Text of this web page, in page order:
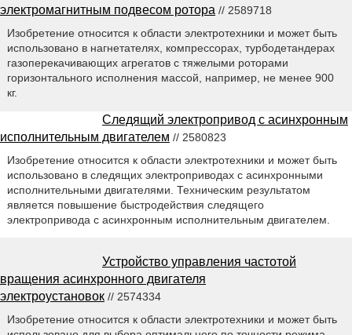
электромагнитным подвесом ротора // 2589718
Изобретение относится к области электротехники и может быть
использовано в нагнетателях, компрессорах, турбодетандерах
газоперекачивающих агрегатов с тяжелыми роторами
горизонтального исполнения массой, например, не менее 900
кг.
Следящий электропривод с асинхронным
исполнительным двигателем // 2580823
Изобретение относится к области электротехники и может быть
использовано в следящих электроприводах с асинхронными
исполнительными двигателями. Техническим результатом
является повышение быстродействия следящего
электропривода с асинхронным исполнительным двигателем.
Устройство управления частотой
вращения асинхронного двигателя
электроустановок // 2574334
Изобретение относится к области электротехники и может быть